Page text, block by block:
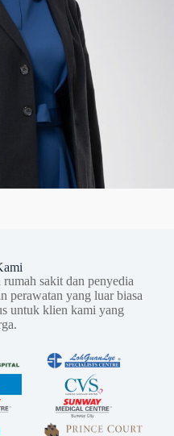
sakit dan penyedia
perawatan yang luar biasa
untuk klien kami yang